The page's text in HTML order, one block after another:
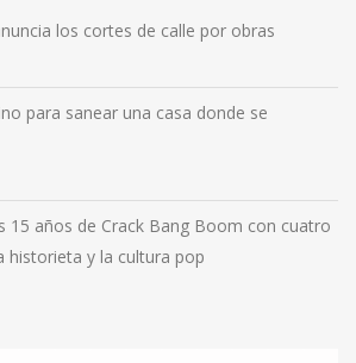
los cortes de calle por obras
para sanear una casa donde se
15 años de Crack Bang Boom con cuatro
historieta y la cultura pop